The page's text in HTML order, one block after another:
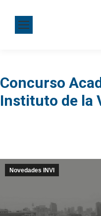
Concurso
Instituto de la
Novedades INVI